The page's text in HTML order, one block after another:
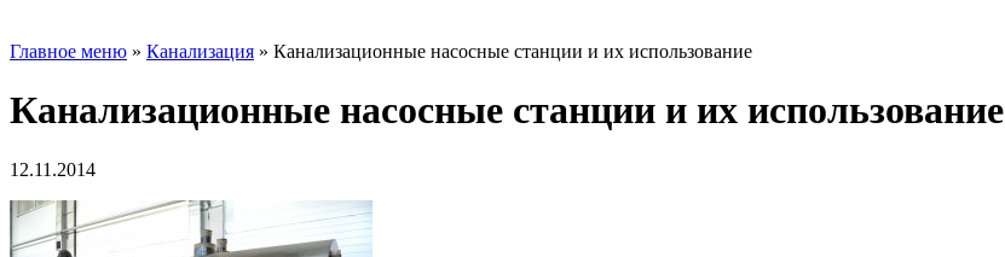
Главное меню » Канализация » Канализационные насосные станции и их использование
Канализационные насосные станции и их использование
12.11.2014